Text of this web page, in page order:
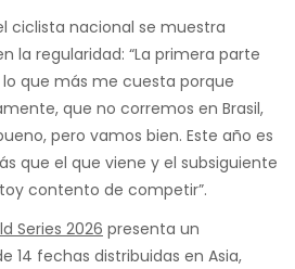
ciclista nacional se muestra
la regularidad: “La primera parte
que más me cuesta porque
que no corremos en Brasil,
pero vamos bien. Este año es
que el que viene y el subsiguiente
contento de competir”.
Series 2026 presenta un
14 fechas distribuidas en Asia,